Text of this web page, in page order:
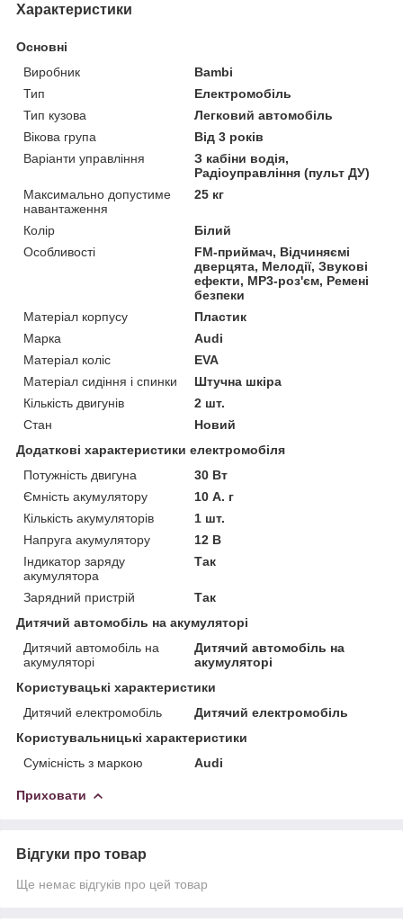
Характеристики
Основні
Виробник
Bambi
Тип
Електромобіль
Тип кузова
Легковий автомобіль
Вікова група
Від 3 років
Варіанти управління
З кабіни водія,
Радіоуправління (пульт ДУ)
Максимально допустиме
навантаження
25 кг
Колір
Білий
Особливості
FM-приймач, Відчиняємі
дверцята, Мелодії, Звукові
ефекти, MP3-роз'єм, Ремені
безпеки
Матеріал корпусу
Пластик
Марка
Audi
Матеріал коліс
EVA
Матеріал сидіння і спинки
Штучна шкіра
Кількість двигунів
2 шт.
Стан
Новий
Додаткові характеристики електромобіля
Потужність двигуна
30 Вт
Ємність акумулятору
10 А. г
Кількість акумуляторів
1 шт.
Напруга акумулятору
12 В
Індикатор заряду
акумулятора
Так
Зарядний пристрій
Так
Дитячий автомобіль на акумуляторі
Дитячий автомобіль на
акумуляторі
Дитячий автомобіль на
акумуляторі
Користувацькi характеристики
Дитячий електромобіль
Дитячий електромобіль
Користувальницькі характеристики
Сумісність з маркою
Audi
Приховати
Відгуки про товар
Ще немає відгуків про цей товар